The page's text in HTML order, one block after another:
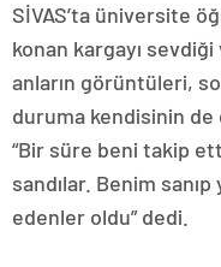
SİVAS’ta üniversite
konan kargayı
anların görüntüleri,
duruma kendisinin de
“Bir süre beni takip
sandılar. Benim
edenler oldu” dedi.